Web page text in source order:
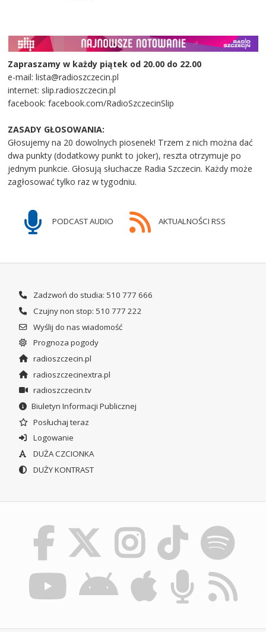
Zapraszamy w każdy piątek od 20.00 do 22.00
e-mail: lista@radioszczecin.pl
internet: slip.radioszczecin.pl
facebook: facebook.com/RadioSzczecinSlip
ZASADY GŁOSOWANIA:
Głosujemy na 20 dowolnych piosenek! Trzem z nich można dać
dwa punkty (dodatkowy punkt to joker), reszta otrzymuje po
jednym punkcie. Głosują słuchacze Radia Szczecin. Każdy może
zagłosować tylko raz w tygodniu.
PODCAST AUDIO AKTUALNOŚCI RSS
Zadzwoń do studia: 510 777 666
Czujny non stop: 510 777 222
Wyślij do nas wiadomość
Prognoza pogody
radioszczecin.pl
radioszczecinextra.pl
radioszczecin.tv
Biuletyn Informacji Publicznej
Posłuchaj teraz
Logowanie
DUŻA CZCIONKA
DUŻY KONTRAST